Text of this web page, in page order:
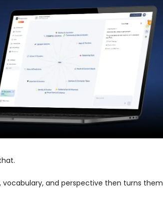
and perspective then turns them